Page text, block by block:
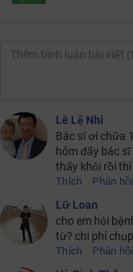
Lê Lệ Nhi
Bác sĩ ơi chữa
hôm đấy bác
thấy khỏi rồi
Thích Phản hồi
Lữ Loan
cho em hỏi
từ? chi phí
Thích Phản hồi